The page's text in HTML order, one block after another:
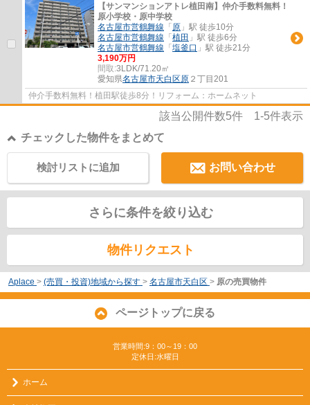
【サンマンションアトレ植田南】仲介手数料無料！
原小学校・原中学校
名古屋市営鶴舞線 「 原 」駅 徒歩10分
名古屋市営鶴舞線 「 植田 」駅 徒歩6分
名古屋市営鶴舞線 「 塩釜口 」駅 徒歩21分
3,190万円
間取:3LDK/71.20㎡
愛知県名古屋市天白区原 ２丁目201
仲介手数料無料！植田駅徒歩8分！リフォーム：ホームネット
該当公開件数5件 1-5件表示
チェックした物件をまとめて
お問い合わせ
検討リストに追加
さらに条件を絞り込む
物件リクエスト
Aplace > (売買・投資)地域から探す > 名古屋市天白区 > 原の売買物件
ページトップに戻る
営業時間:9：00～19：00
定休日:水曜日
ホーム